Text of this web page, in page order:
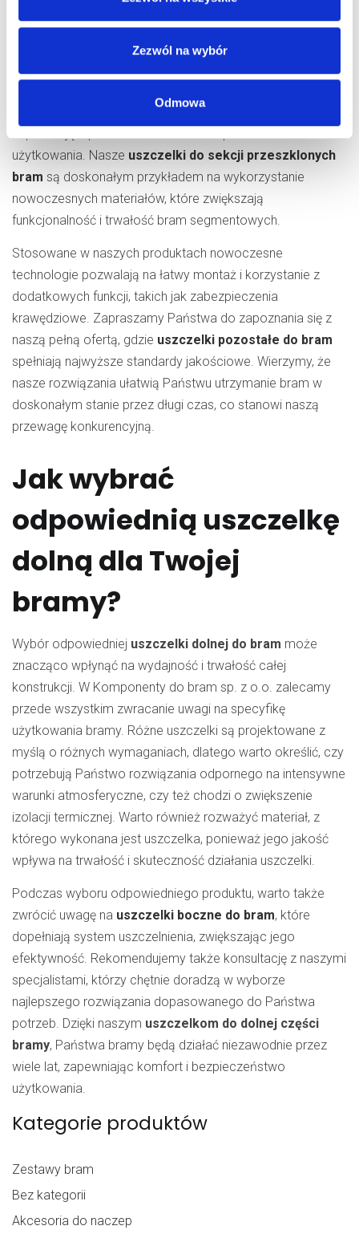
Zezwól na wybór
Odmowa
Kategorie produktów
Zestawy bram
Bez kategorii
Akcesoria do naczep
W Komponenty do bram sp. z o.o. stawiamy na
nowoczesne technologie, które sprawiają, że nasze
uszczelki bramowe dolne
są nie tylko trwałe, ale również
takim jak materiały najnowszej generacji, nasze produkty
użytkowania. Nasze uszczelki do sekcji przeszklonych
bram są doskonałym przykładem na wykorzystanie
nowoczesnych materiałów, które zwiększają
funkcjonalność i trwałość bram segmentowych.
Stosowane w naszych produktach nowoczesne
technologie pozwalają na łatwy montaż i korzystanie z
dodatkowych funkcji, takich jak zabezpieczenia
krawędziowe. Zapraszamy Państwa do zapoznania się z
naszą pełną ofertą, gdzie uszczelki pozostałe do bram
spełniają najwyższe standardy jakościowe. Wierzymy, że
nasze rozwiązania ułatwią Państwu utrzymanie bram w
doskonałym stanie przez długi czas, co stanowi naszą
przewagę konkurencyjną.
Jak wybrać
odpowiednią uszczelkę
dolną dla Twojej
bramy?
Wybór odpowiedniej uszczelki dolnej do bram może
znacząco wpłynąć na wydajność i trwałość całej
konstrukcji. W Komponenty do bram sp. z o.o. zalecamy
przede wszystkim zwracanie uwagi na specyfikę
użytkowania bramy. Różne uszczelki są projektowane z
myślą o różnych wymaganiach, dlatego warto określić, czy
potrzebują Państwo rozwiązania odpornego na intensywne
warunki atmosferyczne, czy też chodzi o zwiększenie
izolacji termicznej. Warto również rozważyć materiał, z
którego wykonana jest uszczelka, ponieważ jego jakość
wpływa na trwałość i skuteczność działania uszczelki.
Podczas wyboru odpowiedniego produktu, warto także
zwrócić uwagę na uszczelki boczne do bram, które
dopełniają system uszczelnienia, zwiększając jego
efektywność. Rekomendujemy także konsultację z naszymi
specjalistami, którzy chętnie doradzą w wyborze
najlepszego rozwiązania dopasowanego do Państwa
potrzeb. Dzięki naszym uszczelkom do dolnej części
bramy, Państwa bramy będą działać niezawodnie przez
wiele lat, zapewniając komfort i bezpieczeństwo
użytkowania.